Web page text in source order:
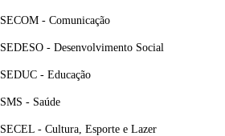
SECOM - Comunicação
SEDESO - Desenvolvimento Social
SEDUC - Educação
SMS - Saúde
SECEL - Cultura, Esporte e Lazer